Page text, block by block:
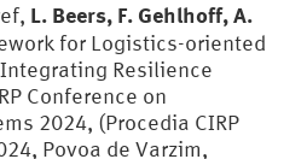
L. Beers, F. Gehlhoff, A.
for Logistics-oriented
Resilience
Conference on
2024, (Procedia CIRP
Povoa de Varzim,